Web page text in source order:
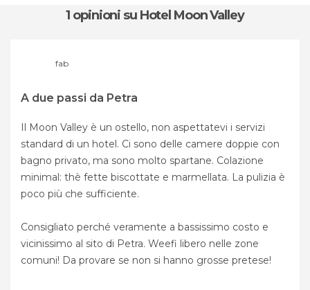
1 opinioni su Hotel Moon Valley
fab
A due passi da Petra
Il Moon Valley è un ostello, non aspettatevi i servizi
standard di un hotel. Ci sono delle camere doppie con
bagno privato, ma sono molto spartane. Colazione
minimal: thè fette biscottate e marmellata. La pulizia è
poco più che sufficiente.
Consigliato perché veramente a bassissimo costo e
vicinissimo al sito di Petra. Weefi libero nelle zone
comuni! Da provare se non si hanno grosse pretese!